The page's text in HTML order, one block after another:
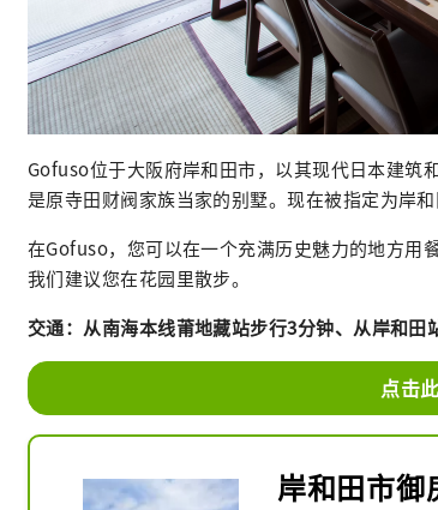
Gofuso位于大阪府岸和田市，以其现代日本建筑
是原寺田财阀家族当家的别墅。现在被指定为岸和
在Gofuso，您可以在一个充满历史魅力的地方用
我们建议您在花园里散步。
交通：从南海本线莆地藏站步行3分钟、从岸和田
点击
岸和田市御